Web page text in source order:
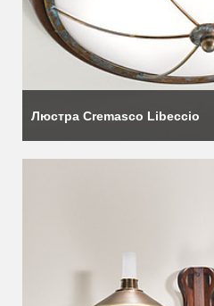
Люстра Cremasco Libeccio